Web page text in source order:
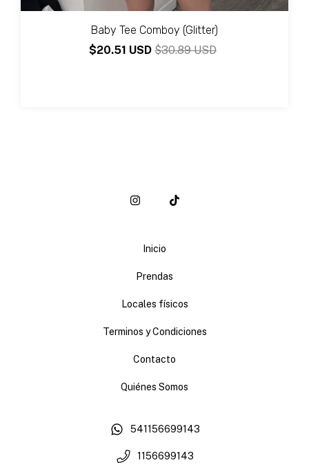
Baby Tee Comboy (Glitter)
$20.51 USD $30.89 USD
Inicio
Prendas
Locales físicos
Terminos y Condiciones
Contacto
Quiénes Somos
541156699143
1156699143